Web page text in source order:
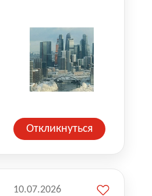
Откликнуться
10.07.2026